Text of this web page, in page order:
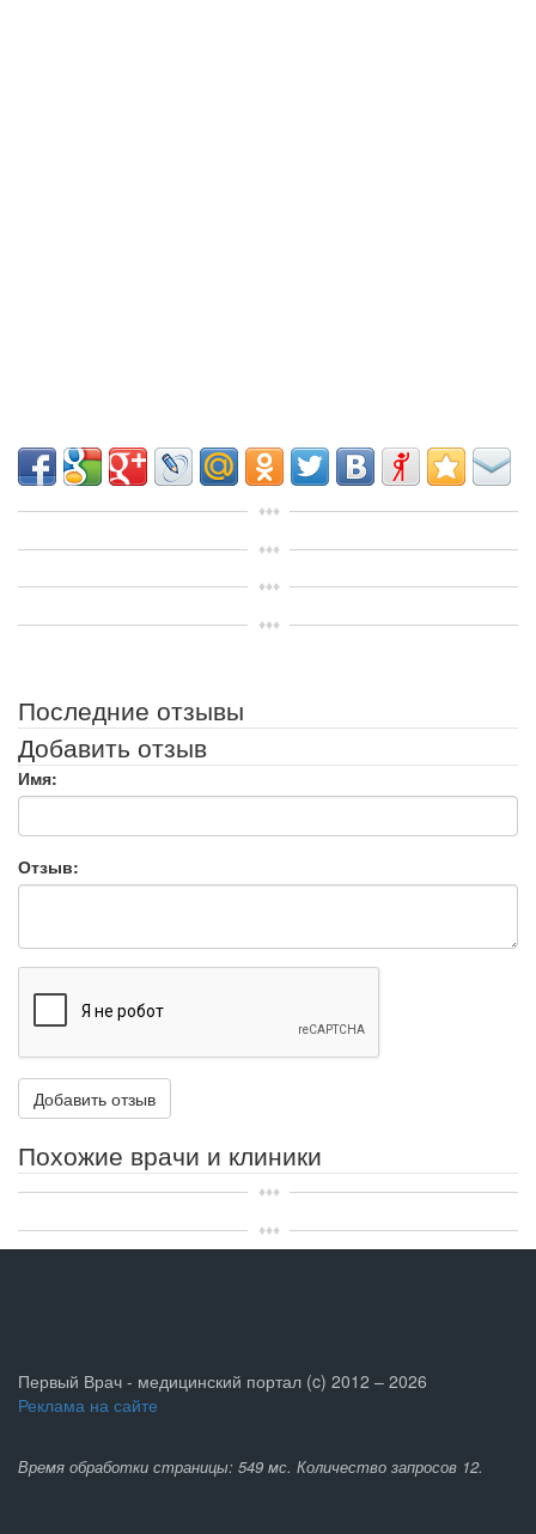
Последние отзывы
Добавить отзыв
Имя:
Отзыв:
Похожие врачи и клиники
Первый Врач - медицинский портал (c) 2012 – 2026
Реклама на сайте
Время обработки страницы: 549 мс. Количество запросов 12.